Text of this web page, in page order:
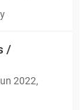
/
2022,